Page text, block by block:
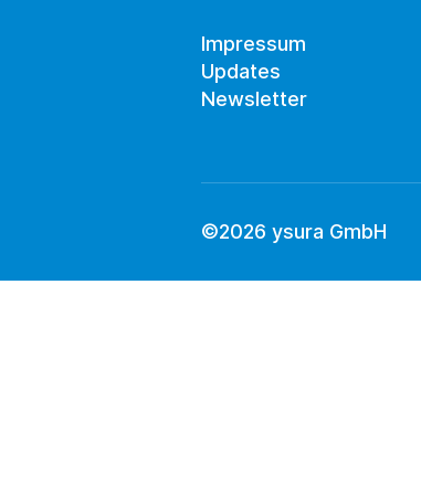
Impressum
Updates
Newsletter
©2026 ysura GmbH